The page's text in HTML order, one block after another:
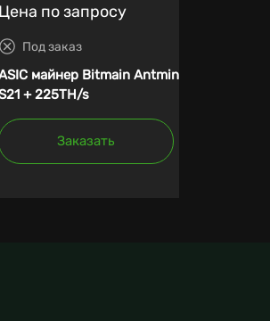
Цена по запросу
Под заказ
майнер Bitmain Antminer
+ 225TH/s
Заказать